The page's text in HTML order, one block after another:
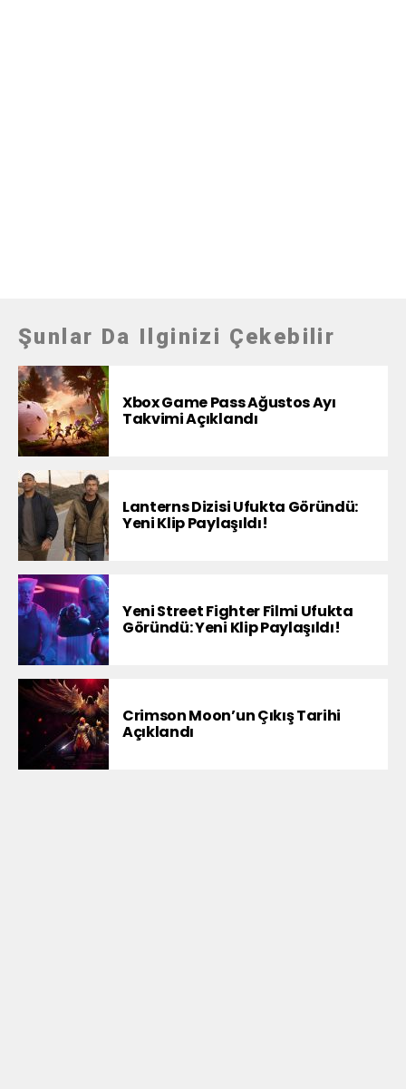
Şunlar Da Ilginizi Çekebilir
Xbox Game Pass Ağustos Ayı
Takvimi Açıklandı
Lanterns Dizisi Ufukta Göründü:
Yeni Klip Paylaşıldı!
Yeni Street Fighter Filmi Ufukta
Göründü: Yeni Klip Paylaşıldı!
Crimson Moon’un Çıkış Tarihi
Açıklandı